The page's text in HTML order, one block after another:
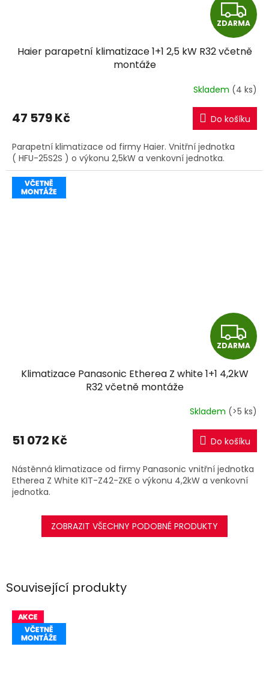
Související produkty
Z
D
A
R
M
A
ZDARMA
Haier parapetní klimatizace 1+1 2,5 kW R32 včetně
montáže
Skladem (4 ks)
47 579 Kč Do košíku
Parapetní klimatizace od firmy Haier. Vnitřní jednotka
( HFU-25S2S ) o výkonu 2,5kW a venkovní jednotka.
Z
D
A
R
M
A
ZDARMA
Klimatizace Panasonic Etherea Z white 1+1 4,2kW
R32 včetně montáže
Skladem (>5 ks)
51 072 Kč Do košíku
Nástěnná klimatizace od firmy Panasonic vnitřní jednotka
Etherea Z White KIT-Z42-ZKE o výkonu 4,2kW a venkovní
jednotka.
ZOBRAZIT VŠECHNY PODOBNÉ PRODUKTY